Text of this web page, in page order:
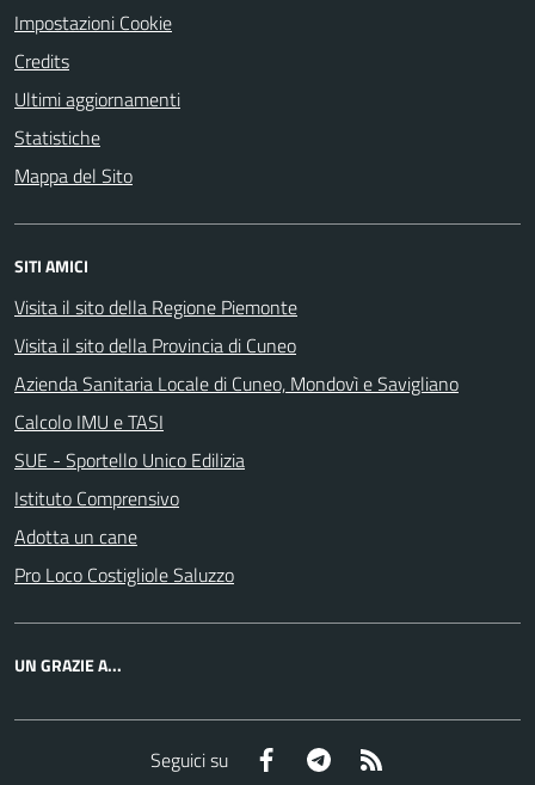
Impostazioni Cookie
Credits
Ultimi aggiornamenti
Statistiche
Mappa del Sito
SITI AMICI
Visita il sito della Regione Piemonte
Visita il sito della Provincia di Cuneo
Azienda Sanitaria Locale di Cuneo, Mondovì e Savigliano
Calcolo IMU e TASI
SUE - Sportello Unico Edilizia
Istituto Comprensivo
Adotta un cane
Pro Loco Costigliole Saluzzo
UN GRAZIE A...
Seguici su Facebook Telegram